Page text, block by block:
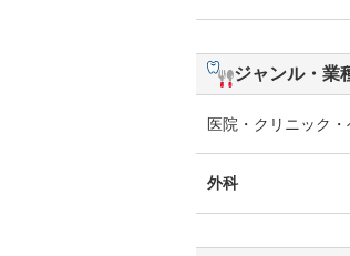
ジャンル・業
医院・クリニック
外科